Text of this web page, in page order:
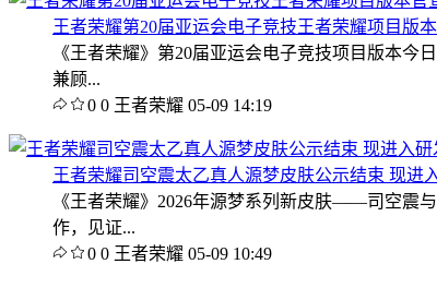
王者荣耀第20届亚运会电子竞技王者荣耀项目版
《王者荣耀》第20届亚运会电子竞技项目版本
兼顾...
0 0 王者荣耀 05-09 14:19
王者荣耀司空震太乙真人源梦皮肤公示结束 现进
《王者荣耀》2026年源梦系列新皮肤——司空震
作，见证...
0 0 王者荣耀 05-09 10:49